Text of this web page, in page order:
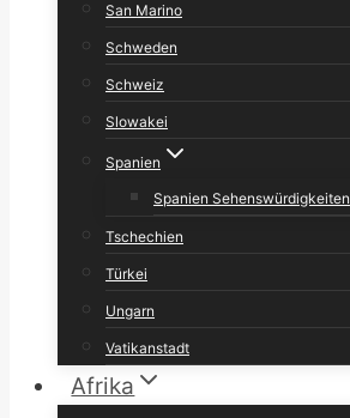
San Marino
Schweden
Schweiz
Slowakei
Spanien
Spanien Sehenswürdigkeiten
Tschechien
Türkei
Ungarn
Vatikanstadt
Afrika